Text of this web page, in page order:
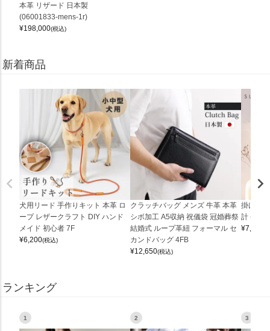
本革 リザード 日本製
(06001833-mens-1r)
¥198,000(税込)
新着商品
犬用リード 手作りキット 本革 ロ
ープ レザークラフト DIY ハンド
メイド 初心者 7F
¥6,200(税込)
クラッチバッグ メンズ 牛革 本革
シボ加工 A5収納 祝儀袋 冠婚葬祭
結婚式 ループ革紐 フォーマル セ
カンドバッグ 4FB
¥12,650(税込)
掛け時
計
¥7,150
ランキング
1 2 3